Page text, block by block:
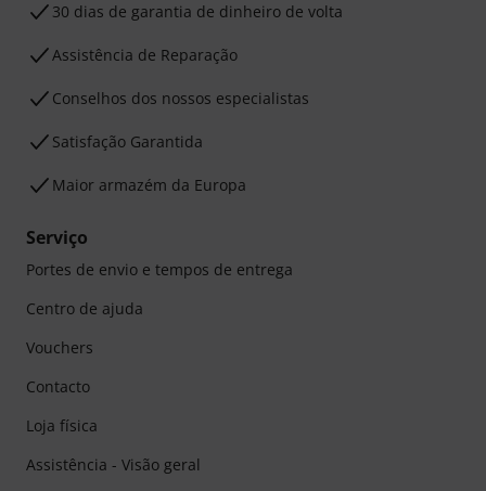
30 dias de garantia de dinheiro de volta
Assistência de Reparação
Conselhos dos nossos especialistas
Satisfação Garantida
Maior armazém da Europa
Serviço
Portes de envio e tempos de entrega
Centro de ajuda
Vouchers
Contacto
Loja física
Assistência - Visão geral